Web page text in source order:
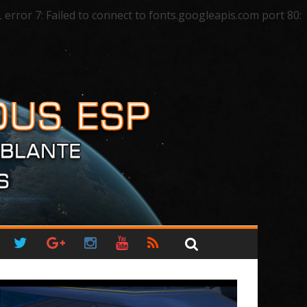
7: Failed to connect to fonts.googleapis.com port 80: